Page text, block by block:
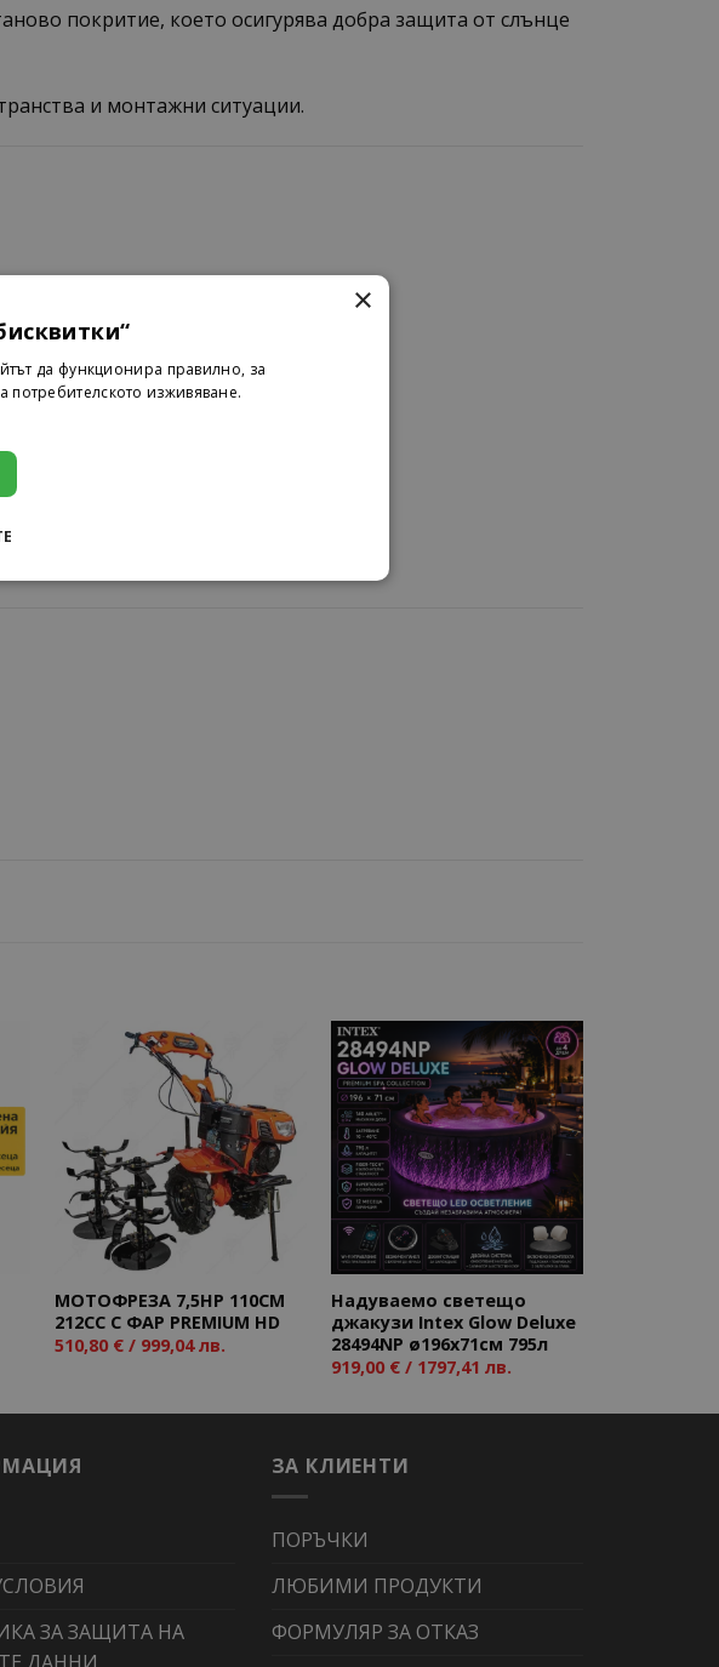
покритие, което осигурява добра защита от слънце
и монтажни ситуации.
Add to
wishlist
МОТОФРЕЗА 7,5HP 110CM
212CC С ФАР PREMIUM HD
510,80 €/ 999,04 лв.
Add to
wishlist
Надуваемо светещо
джакузи Intex Glow Deluxe
28494NP ø196х71см 795л
919,00 €/ 1797,41 лв.
ЗА ЗАЩИТА НА
ЗА КЛИЕНТИ
ПОРЪЧКИ
ЛЮБИМИ ПРОДУКТИ
ФОРМУЛЯР ЗА ОТКАЗ
×
да функционира правилно, за
изживяване.